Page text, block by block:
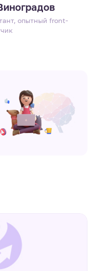
опытный front-